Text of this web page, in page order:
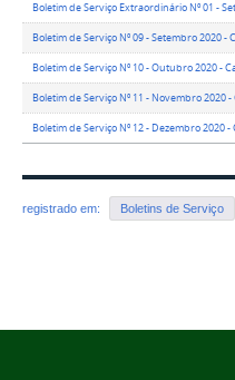
Boletim de Serviço Extraordinário Nº 01 -
Boletim de Serviço Nº 09 - Setembro 2020 -
Boletim de Serviço Nº 10 - Outubro 2020 -
Boletim de Serviço Nº 11 - Novembro 2020
Boletim de Serviço Nº 12 - Dezembro 2020
registrado em: Boletins de Serviço